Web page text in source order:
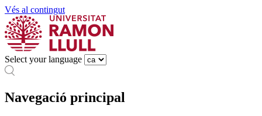
Vés al contingut
Select your language
Navegació principal